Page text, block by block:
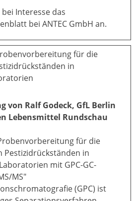
Interesse das
bei ANTEC GmbH an.
für die
in
von Ralf Godeck, GfL Berlin
Lebensmittel Rundschau
für die
Pestizidrückständen in
mit GPC-GC-
MS"
(GPC) ist